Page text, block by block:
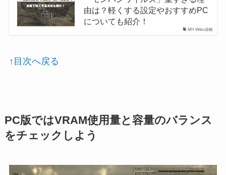
MH Wilds攻略
由は？軽くする設定やおすすめPC
についても紹介！
↑目次へ戻る
PC版ではVRAM使用量と容量のバランス
をチェックしよう